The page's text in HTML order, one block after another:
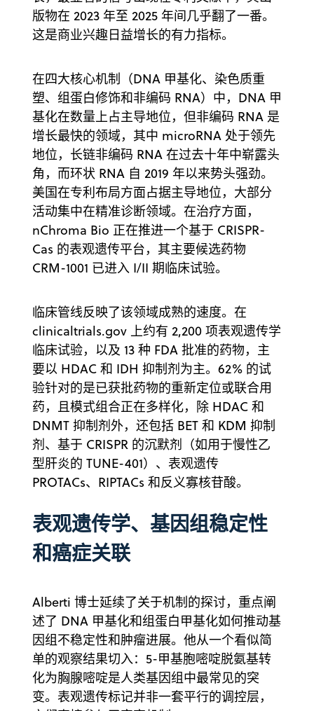
版物在 2023 年至 2025 年间几乎翻了一番。
这是商业兴趣日益增长的有力指标。
在四大核心机制（DNA 甲基化、染色质重
塑、组蛋白修饰和非编码 RNA）中，DNA 甲
基化在数量上占主导地位，但非编码 RNA 是
增长最快的领域，其中 microRNA 处于领先
地位，长链非编码 RNA 在过去十年中崭露头
角，而环状 RNA 自 2019 年以来势头强劲。
美国在专利布局方面占据主导地位，大部分
活动集中在精准诊断领域。在治疗方面，
nChroma Bio 正在推进一个基于 CRISPR-
Cas 的表观遗传平台，其主要候选药物
CRM-1001 已进入 I/II 期临床试验。
临床管线反映了该领域成熟的速度。在
clinicaltrials.gov 上约有 2,200 项表观遗传学
临床试验，以及 13 种 FDA 批准的药物，主
要以 HDAC 和 IDH 抑制剂为主。62% 的试
验针对的是已获批药物的重新定位或联合用
药，且模式组合正在多样化，除 HDAC 和
DNMT 抑制剂外，还包括 BET 和 KDM 抑制
剂、基于 CRISPR 的沉默剂（如用于慢性乙
型肝炎的 TUNE-401）、表观遗传
PROTACs、RIPTACs 和反义寡核苷酸。
表观遗传学、基因组稳定性
和癌症关联
Alberti 博士延续了关于机制的探讨，重点阐
述了 DNA 甲基化和组蛋白甲基化如何推动基
因组不稳定性和肿瘤进展。他从一个看似简
单的观察结果切入：5-甲基胞嘧啶脱氨基转
化为胸腺嘧啶是人类基因组中最常见的突
变。表观遗传标记并非一套平行的调控层，